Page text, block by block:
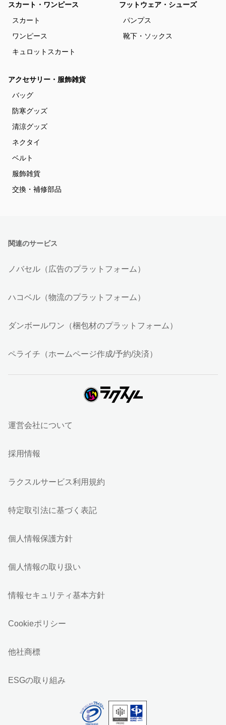
スカート・ワンピース
スカート
ワンピース
キュロットスカート
フットウェア・シューズ
パンプス
靴下・ソックス
アクセサリー・服飾雑貨
バッグ
防寒グッズ
清涼グッズ
ネクタイ
ベルト
服飾雑貨
交換・補修部品
関連のサービス
ノバセル（広告のプラットフォーム）
ハコベル（物流のプラットフォーム）
ダンボールワン（梱包材のプラットフォーム）
ペライチ（ホームページ作成/予約/決済）
運営会社について
採用情報
ラクスルサービス利用規約
特定取引法に基づく表記
個人情報保護方針
個人情報の取り扱い
情報セキュリティ基本方針
Cookieポリシー
他社商標
ESGの取り組み